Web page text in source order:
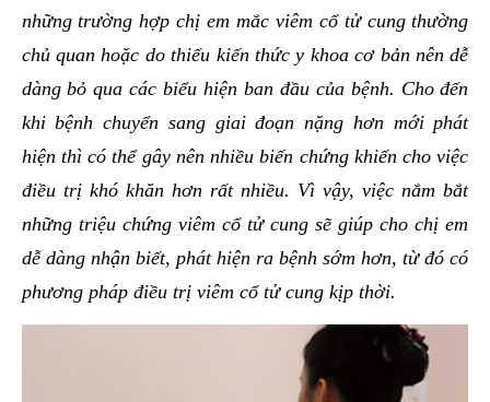
những trường hợp chị em mắc viêm cổ tử cung thường
chủ quan hoặc do thiếu kiến thức y khoa cơ bản nên dễ
dàng bỏ qua các biểu hiện ban đầu của bệnh. Cho đến
khi bệnh chuyển sang giai đoạn nặng hơn mới phát
hiện thì có thể gây nên nhiều biến chứng khiến cho việc
điều trị khó khăn hơn rất nhiều. Vì vậy, việc nắm bắt
những triệu chứng viêm cổ tử cung sẽ giúp cho chị em
dễ dàng nhận biết, phát hiện ra bệnh sớm hơn, từ đó có
phương pháp điều trị viêm cổ tử cung kịp thời.